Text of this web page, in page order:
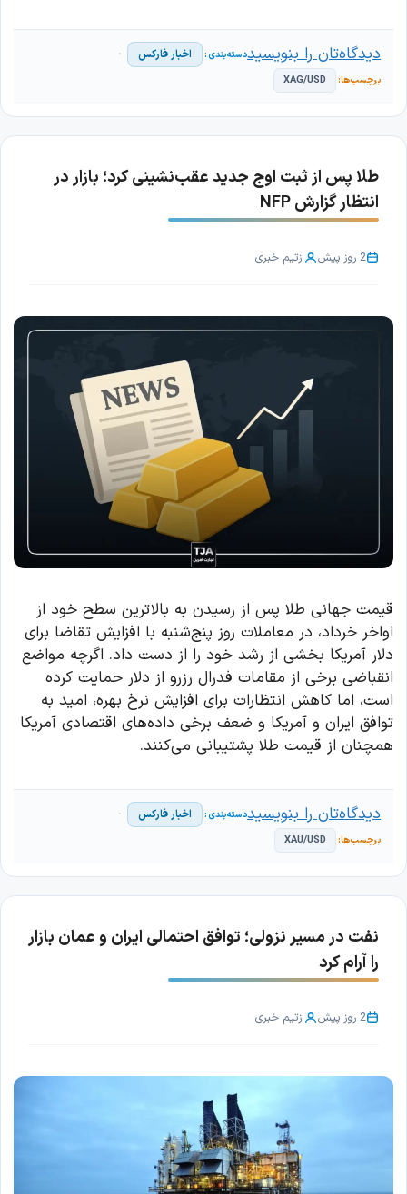
اخبار فارکس
XAG/USD
دیدگاه‌تان را بنویسید
طلا پس از ثبت اوج جدید عقب‌نشینی کرد؛ بازار در
انتظار گزارش NFP
2 روز پیش ازتیم خبری
قیمت جهانی طلا پس از رسیدن به بالاترین سطح خود از
اواخر خرداد، در معاملات روز پنج‌شنبه با افزایش تقاضا برای
دلار آمریکا بخشی از رشد خود را از دست داد. اگرچه مواضع
انقباضی برخی از مقامات فدرال رزرو از دلار حمایت کرده
است، اما کاهش انتظارات برای افزایش نرخ بهره، امید به
توافق ایران و آمریکا و ضعف برخی داده‌های اقتصادی آمریکا
همچنان از قیمت طلا پشتیبانی می‌کنند.
اخبار فارکس
XAU/USD
دیدگاه‌تان را بنویسید
نفت در مسیر نزولی؛ توافق احتمالی ایران و عمان بازار
را آرام کرد
2 روز پیش ازتیم خبری